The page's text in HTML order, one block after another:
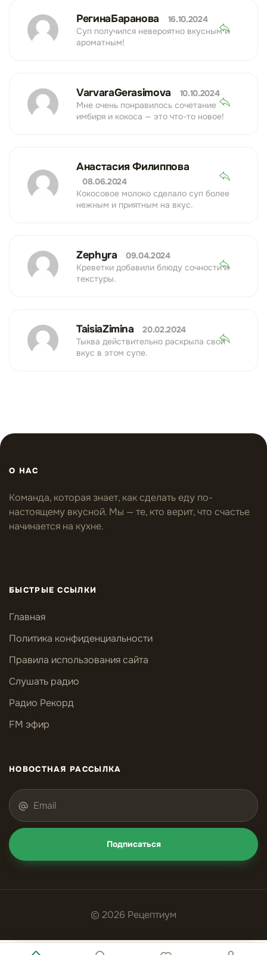
РегинаБаранова
16.10.2024
Суп получился невероятно вкусным и
ароматным!
VarvaraGerasimova
10.10.2024
Мне очень понравилось сочетание
имбиря и кокоса — это что-то новое!
Анастасия Филиппова
08.06.2024
Кокосовое молоко сделало суп более
нежным и приятным на вкус.
Zephyra
09.04.2024
Креветки добавили блюду сочности и
текстуры.
TaisiaZimina
20.02.2024
Тыква действительно раскрыла свой
вкус в этом супе.
О НАС
Команда, которая знает, как сделать еду по-
настоящему вкусной. Мы — те, кто верит, что счастье
начинается на кухне.
БЫСТРЫЕ ССЫЛКИ
Главная
Политика конфиденциальности
Правила использования сайта
Слушать радио
Радио Рекорд
FM эфир
НОВОСТНАЯ РАССЫЛКА
Подписаться
© 2026 Рецептиум